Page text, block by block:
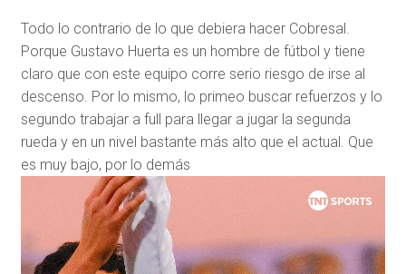
Todo lo contrario de lo que debiera hacer Cobresal.
Porque Gustavo Huerta es un hombre de fútbol y tiene
claro que con este equipo corre serio riesgo de irse al
descenso. Por lo mismo, lo primeo buscar refuerzos y lo
segundo trabajar a full para llegar a jugar la segunda
rueda y en un nivel bastante más alto que el actual. Que
es muy bajo, por lo demás